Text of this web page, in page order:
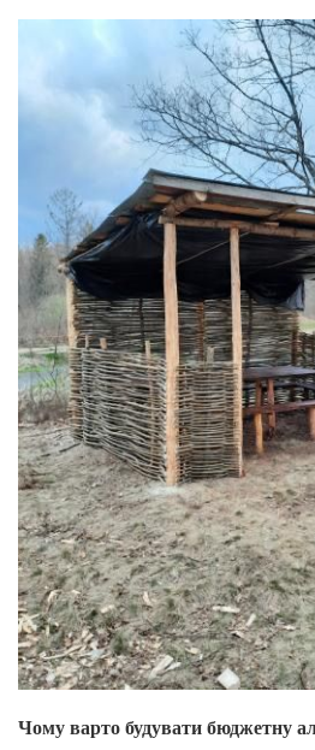
Чому варто будувати бюджетну